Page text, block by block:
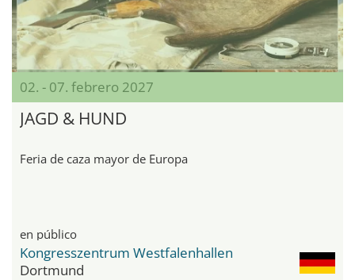
02. - 07. febrero 2027
JAGD & HUND
Feria de caza mayor de Europa
en público
Kongresszentrum Westfalenhallen
Dortmund